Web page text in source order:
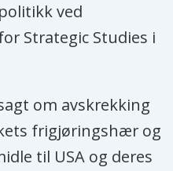
ved
Strategic Studies i
om avskrekking
frigjøringshær og
til USA og deres